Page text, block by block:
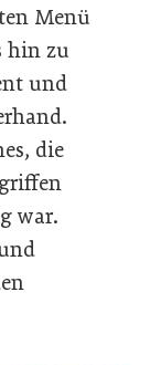
Menü
hin zu
und
die
war.